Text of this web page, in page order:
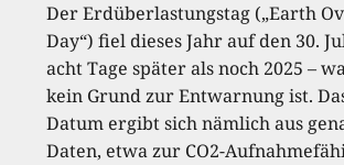
Der Erdüberlastungstag („Earth
Day“) fiel dieses Jahr auf den 30.
acht Tage später als noch 2025 –
kein Grund zur Entwarnung ist.
Datum ergibt sich nämlich aus
Daten, etwa zur CO2-